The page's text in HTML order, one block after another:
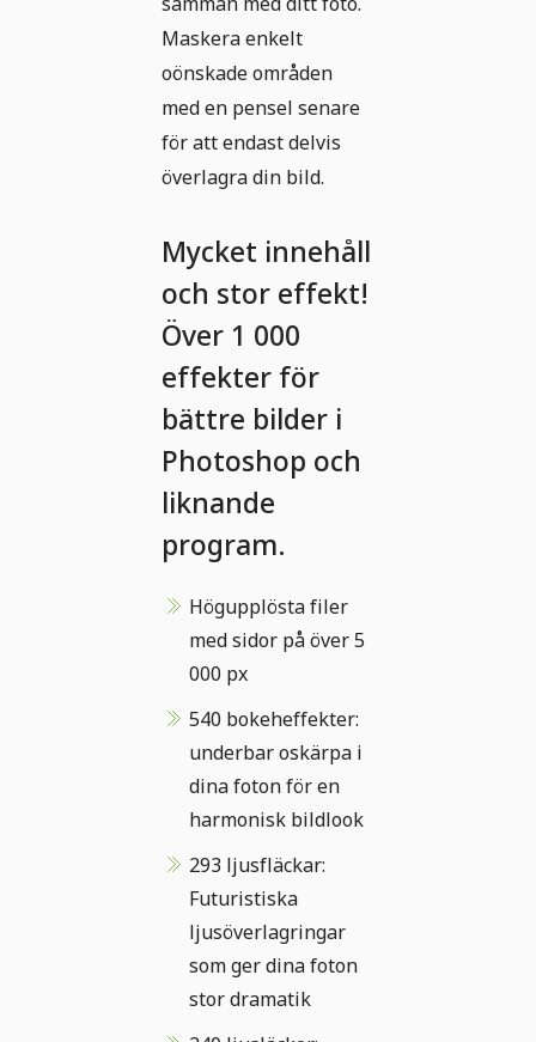
Maskera enkelt
oönskade områden
med en pensel senare
för att endast delvis
överlagra din bild.
Mycket innehåll
och stor effekt!
Över 1 000
effekter för
bättre bilder i
Photoshop och
liknande
program.
Högupplösta filer
med sidor på över 5
000 px
540 bokeheffekter:
underbar oskärpa i
dina foton för en
harmonisk bildlook
293 ljusfläckar:
Futuristiska
ljusöverlagringar
som ger dina foton
stor dramatik